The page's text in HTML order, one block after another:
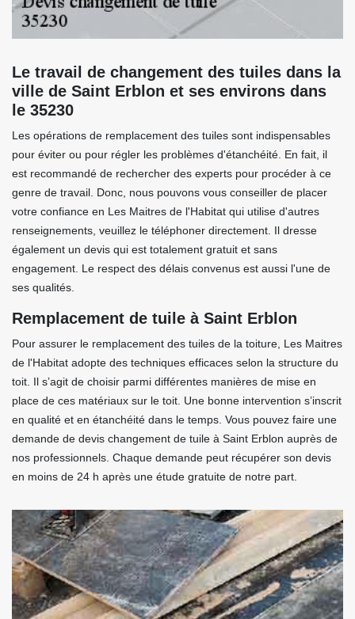
Le travail de changement des tuiles dans la
ville de Saint Erblon et ses environs dans
le 35230
Les opérations de remplacement des tuiles sont indispensables
pour éviter ou pour régler les problèmes d'étanchéité. En fait, il
est recommandé de rechercher des experts pour procéder à ce
genre de travail. Donc, nous pouvons vous conseiller de placer
votre confiance en Les Maitres de l'Habitat qui utilise d'autres
renseignements, veuillez le téléphoner directement. Il dresse
également un devis qui est totalement gratuit et sans
engagement. Le respect des délais convenus est aussi l'une de
ses qualités.
Remplacement de tuile à Saint Erblon
Pour assurer le remplacement des tuiles de la toiture, Les Maitres
de l'Habitat adopte des techniques efficaces selon la structure du
toit. Il s’agit de choisir parmi différentes manières de mise en
place de ces matériaux sur le toit. Une bonne intervention s’inscrit
en qualité et en étanchéité dans le temps. Vous pouvez faire une
demande de devis changement de tuile à Saint Erblon auprès de
nos professionnels. Chaque demande peut récupérer son devis
en moins de 24 h après une étude gratuite de notre part.